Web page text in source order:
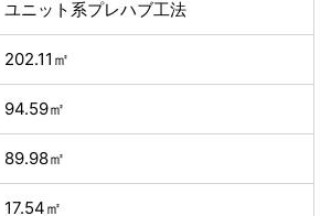
ユニット系プレハブ工法
202.11㎡
94.59㎡
89.98㎡
17.54㎡